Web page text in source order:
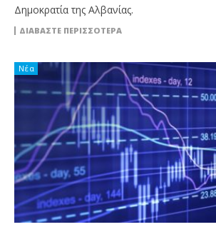
Δημοκρατία της Αλβανίας.
ΔΙΑΒΆΣΤΕ ΠΕΡΙΣΣΌΤΕΡΑ
Νέα